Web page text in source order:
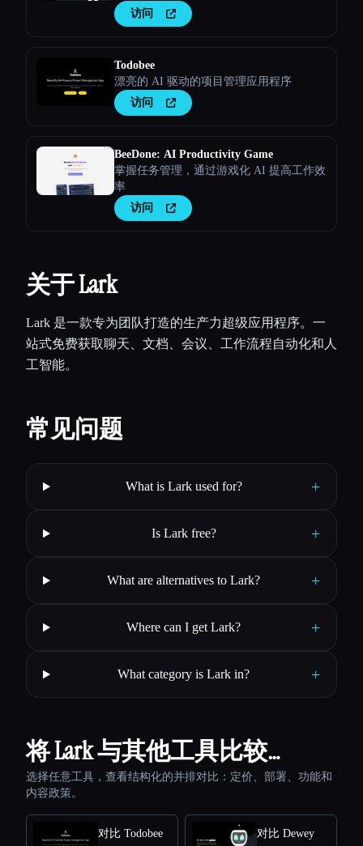
访问
Todobee
漂亮的 AI 驱动的项目管理应用程序
访问
BeeDone: AI Productivity Game
掌握任务管理，通过游戏化 AI 提高工作效
率
访问
关于 Lark
Lark 是一款专为团队打造的生产力超级应用程序。一
站式免费获取聊天、文档、会议、工作流程自动化和人
工智能。
常见问题
What is Lark used for? +
Is Lark free? +
What are alternatives to Lark? +
Where can I get Lark? +
What category is Lark in? +
将 Lark 与其他工具比较…
选择任意工具，查看结构化的并排对比：定价、部署、功能和
内容政策。
对比 Todobee 对比 Dewey